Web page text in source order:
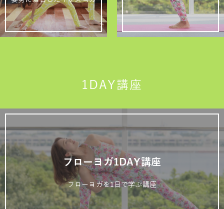
1DAY講座
フローヨガ1DAY講座
フローヨガを1日で学ぶ講座